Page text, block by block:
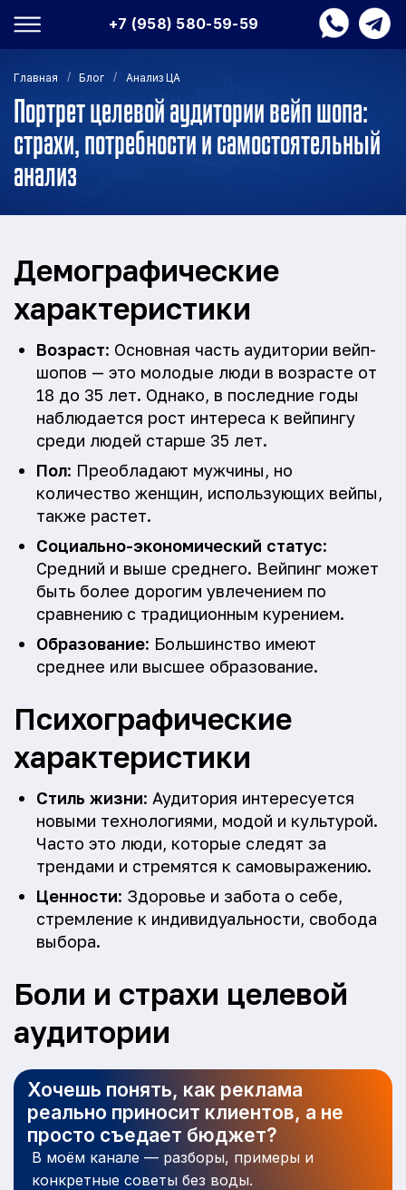
+7 (958) 580-59-59
Главная / Блог / Анализ ЦА
Портрет целевой аудитории вейп шопа:
страхи, потребности и самостоятельный
анализ
Демографические
характеристики
Возраст: Основная часть аудитории вейп-
шопов — это молодые люди в возрасте от
18 до 35 лет. Однако, в последние годы
наблюдается рост интереса к вейпингу
среди людей старше 35 лет.
Пол: Преобладают мужчины, но
количество женщин, использующих вейпы,
также растет.
Социально-экономический статус:
Средний и выше среднего. Вейпинг может
быть более дорогим увлечением по
сравнению с традиционным курением.
Образование: Большинство имеют
среднее или высшее образование.
Психографические
характеристики
Стиль жизни: Аудитория интересуется
новыми технологиями, модой и культурой.
Часто это люди, которые следят за
трендами и стремятся к самовыражению.
Ценности: Здоровье и забота о себе,
стремление к индивидуальности, свобода
выбора.
Боли и страхи целевой
аудитории
Хочешь понять, как реклама
реально приносит клиентов, а не
просто съедает бюджет?
В моём канале — разборы, примеры и
конкретные советы без воды.